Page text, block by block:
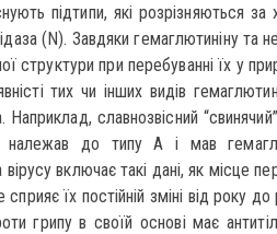
підтипи, які розрізняються
(N). Завдяки гемаглютиніну та
структури при перебуванні їх у
тих чи інших видів
славнозвісний
до типу А і мав
включає такі дані, як місце
їх постійній зміні від року
грипу в своїй основі має